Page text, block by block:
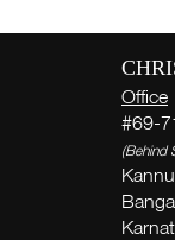
Office
#69-
(Behind